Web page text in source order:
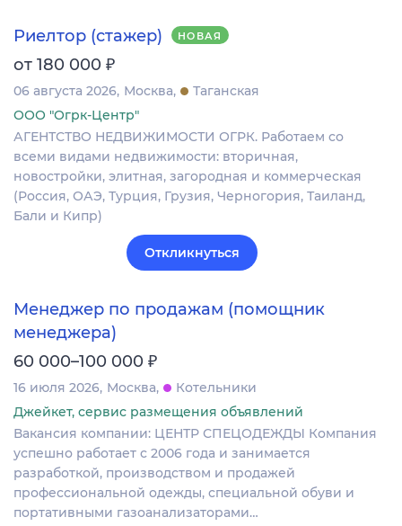
Риелтор (стажер) НОВАЯ
от 180 000 ₽
06 августа 2026 Москва
Таганская
ООО "Огрк-Центр"
АГЕНТСТВО НЕДВИЖИМОСТИ ОГРК. Работаем со
всеми видами недвижимости: вторичная,
новостройки, элитная, загородная и коммерческая
(Россия, ОАЭ, Турция, Грузия, Черногория, Таиланд,
Бали и Кипр)
Откликнуться
Менеджер по продажам (помощник
менеджера)
60 000–100 000 ₽
16 июля 2026 Москва
Котельники
Джейкет, сервис размещения объявлений
Вакансия компании: ЦЕНТР СПЕЦОДЕЖДЫ Компания
успешно работает с 2006 года и занимается
разработкой, производством и продажей
профессиональной одежды, специальной обуви и
портативными газоанализаторами…